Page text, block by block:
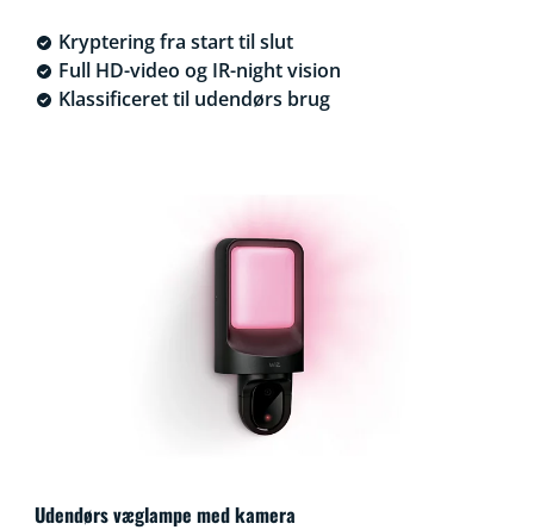
Kryptering fra start til slut
Full HD-video og IR-night vision
Klassificeret til udendørs brug
Udendørs væglampe med kamera